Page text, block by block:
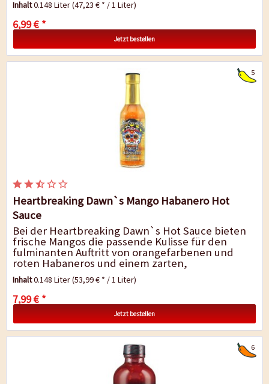
Inhalt0.148 Liter(47,23 € * / 1 Liter)
6,99 € *
Jetzt bestellen
5
Heartbreaking Dawn`s Mango Habanero Hot
Sauce
Bei der Heartbreaking Dawn`s Hot Sauce bieten
frische Mangos die passende Kulisse für den
fulminanten Auftritt von orangefarbenen und
roten Habaneros und einem zarten,
untersteichenden Gewürz-Orchester. Diese
Sauce...
Inhalt0.148 Liter(53,99 € * / 1 Liter)
7,99 € *
Jetzt bestellen
6